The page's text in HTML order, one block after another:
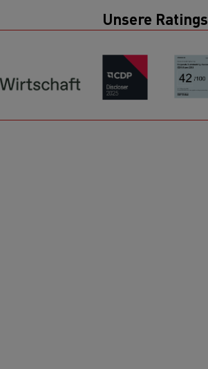
Unsere Ratings